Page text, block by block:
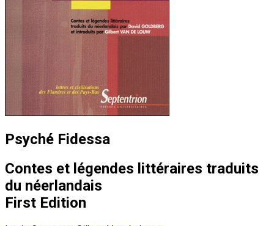
Psyché Fidessa
Contes et légendes littéraires traduits
du néerlandais
First Edition